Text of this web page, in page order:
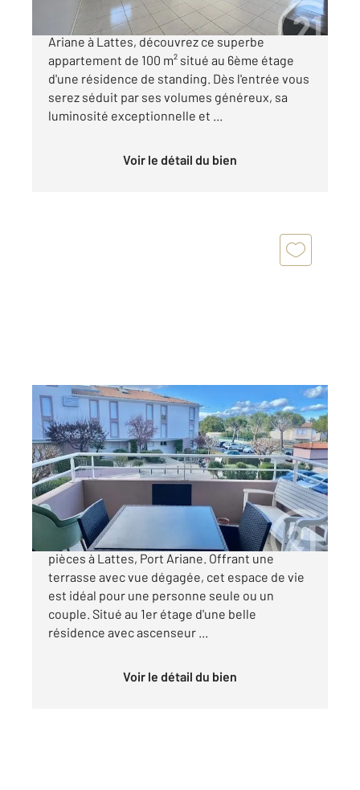
Au cœur du très recherché quartier de Port-
Ariane à Lattes, découvrez ce superbe
appartement de 100 m² situé au 6ème étage
d'une résidence de standing. Dès l'entrée vous
serez séduit par ses volumes généreux, sa
luminosité exceptionnelle et ...
Voir le détail du bien
LATTES 34
45,77 m2, 2 pièces
Ref : 26748
Appartement F2 à vendre
239 000 €
Découvrez cet appartement lumineux de 2
pièces à Lattes, Port Ariane. Offrant une
terrasse avec vue dégagée, cet espace de vie
est idéal pour une personne seule ou un
couple. Situé au 1er étage d'une belle
résidence avec ascenseur ...
Voir le détail du bien